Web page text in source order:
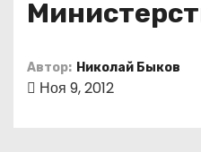
Автор: Николай Быков
Ноя 9, 2012